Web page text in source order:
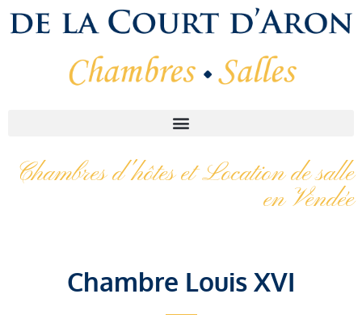
Chambres d'hôtes et Location de salle
en Vendée
Chambre Louis XVI